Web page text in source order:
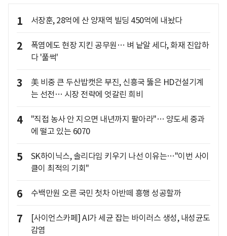
1 서장훈, 28억에 산 양재역 빌딩 450억에 내놨다
2
폭염에도 현장 지킨 공무원… 벼 낱알 세다, 화재 진압하
다 '풀썩'
3
美 비중 큰 두산밥캣은 부진, 신흥국 뚫은 HD건설기계
는 선전… 시장 전략에 엇갈린 희비
4
"직접 농사 안 지으면 내년까지 팔아라"… 양도세 중과
에 떨고 있는 6070
5
SK하이닉스, 솔리다임 키우기 나선 이유는…"이번 사이
클이 최적의 기회"
6 수백만원 오른 국민 첫차 아반떼 흥행 성공할까
7
[사이언스카페] AI가 세균 잡는 바이러스 생성, 내성균도
감염